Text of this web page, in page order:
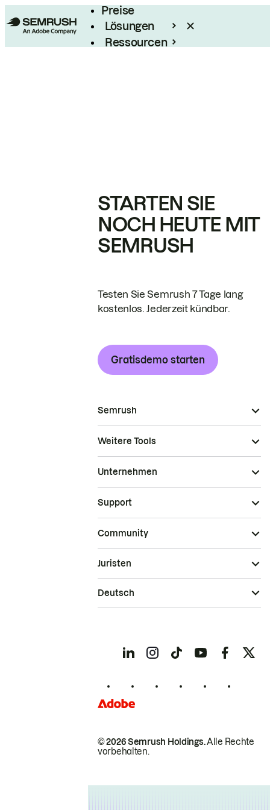
Preise
Lösungen
Ressourcen
STARTEN SIE
NOCH HEUTE MIT
SEMRUSH
Testen Sie Semrush 7 Tage lang
kostenlos. Jederzeit kündbar.
Gratisdemo starten
Semrush
Weitere Tools
Unternehmen
Support
Community
© 2026 Semrush Holdings.Alle Rechte
vorbehalten.
Juristen
Deutsch